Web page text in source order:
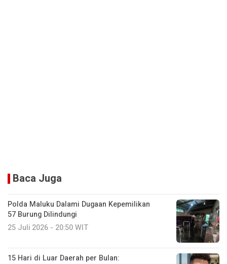
Baca Juga
Polda Maluku Dalami Dugaan Kepemilikan
57 Burung Dilindungi
25 Juli 2026 - 20:50 WIT
15 Hari di Luar Daerah per Bulan: